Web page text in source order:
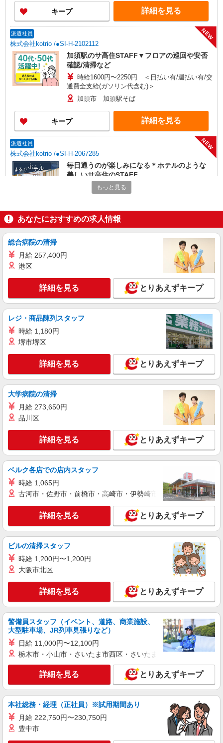
キープ 詳細を見る
派遣社員
株式会社kotrio /●SI-H-2102112
NEW
加須駅のサ高住STAFF▼フロアの巡回や安否
確認/清掃など
時給1600円〜2250円 ＜日払い有/週払い有/交
通費全支給(ガソリン代含む)＞
加須市 加須駅そば
キープ 詳細を見る
派遣社員
株式会社kotrio /●SI-H-2067285
NEW
毎日通うのが楽しみになる＊ホテルのような
美しいサ高住のSTAFF
時給1600円〜2250円 ＜日払い有/週払い有/交
通費全支給(ガソリン代含む)＞
キープ 詳細を見る
派遣社員
株式会社kotrio /●SI-H-2067245
NEW
加須駅★未経験OKの人間関係に悩まない職
場へ★サ高住スタッフ
時給1600円〜2250円 ＜日払い有/週払い有/交
通費全支給(ガソリン代含む)＞
加須市 加須駅そば
詳細を見る
株式会社kotrio /●SI-H-2102177
NEW
≪加須駅≫高級シニアマンションで見回り/生
時給1600円〜2250円 ＜日払い有/週払い有/交
加須市 加須駅そば
キープ 詳細を見る
派遣社員
株式会社kotrio /●SI-H-2075094
加須駅のシニアマンション▼フロアの巡回や
安否確認など
時給1600円〜2250円 ＜日払い有/週払い有/交
通費全支給(ガソリン代含む)＞
加須市 加須駅そば
キープ 詳細を見る
派遣社員
株式会社kotrio /●SI-H-2075034
NEW
シニア向けマンションで見守り・食事配膳な
ど＊加須駅＊日払可
時給1600円〜2250円 ＜日払い有/週払い有/交
通費全支給(ガソリン代含む)＞
加須市 加須駅そば
キープ 詳細を見る
株式会社kotrio /●SI-H-2101883
NEW
高齢者マンション★日払いOKで急な出費に
時給1600円〜2250円 ＜日払い有/週払い有/交
もっと見る
あなたにおすすめの求人情報
総合病院の清掃
月給 257,400円
港区
詳細を見る とりあえずキープ
レジ・商品陳列スタッフ
時給 1,180円
堺市堺区
詳細を見る とりあえずキープ
大学病院の清掃
月給 273,650円
品川区
詳細を見る とりあえずキープ
ベルク各店での店内スタッフ
時給 1,065円
古河市・佐野市・前橋市・高崎市・伊勢崎市・太田市・館林市
詳細を見る とりあえずキープ
ビルの清掃スタッフ
時給 1,200円〜1,200円
大阪市北区
詳細を見る とりあえずキープ
警備員スタッフ（イベント、道路、商業施設、
大型駐車場、JR列車見張りなど）
日給 11,000円〜12,100円
栃木市・小山市・さいたま市西区・さいたま市岩槻区・久喜市・
詳細を見る とりあえずキープ
本社総務・経理（正社員）※試用期間あり
月給 222,750円〜230,750円
豊中市